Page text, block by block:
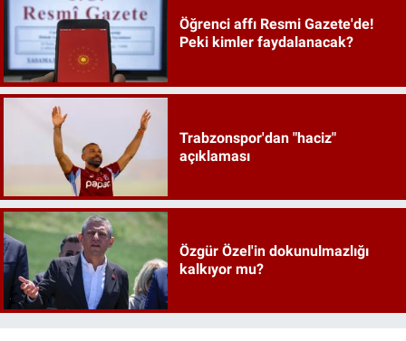
Öğrenci affı Resmi Gazete'de!
Peki kimler faydalanacak?
Trabzonspor'dan "haciz"
açıklaması
Özgür Özel'in dokunulmazlığı
kalkıyor mu?